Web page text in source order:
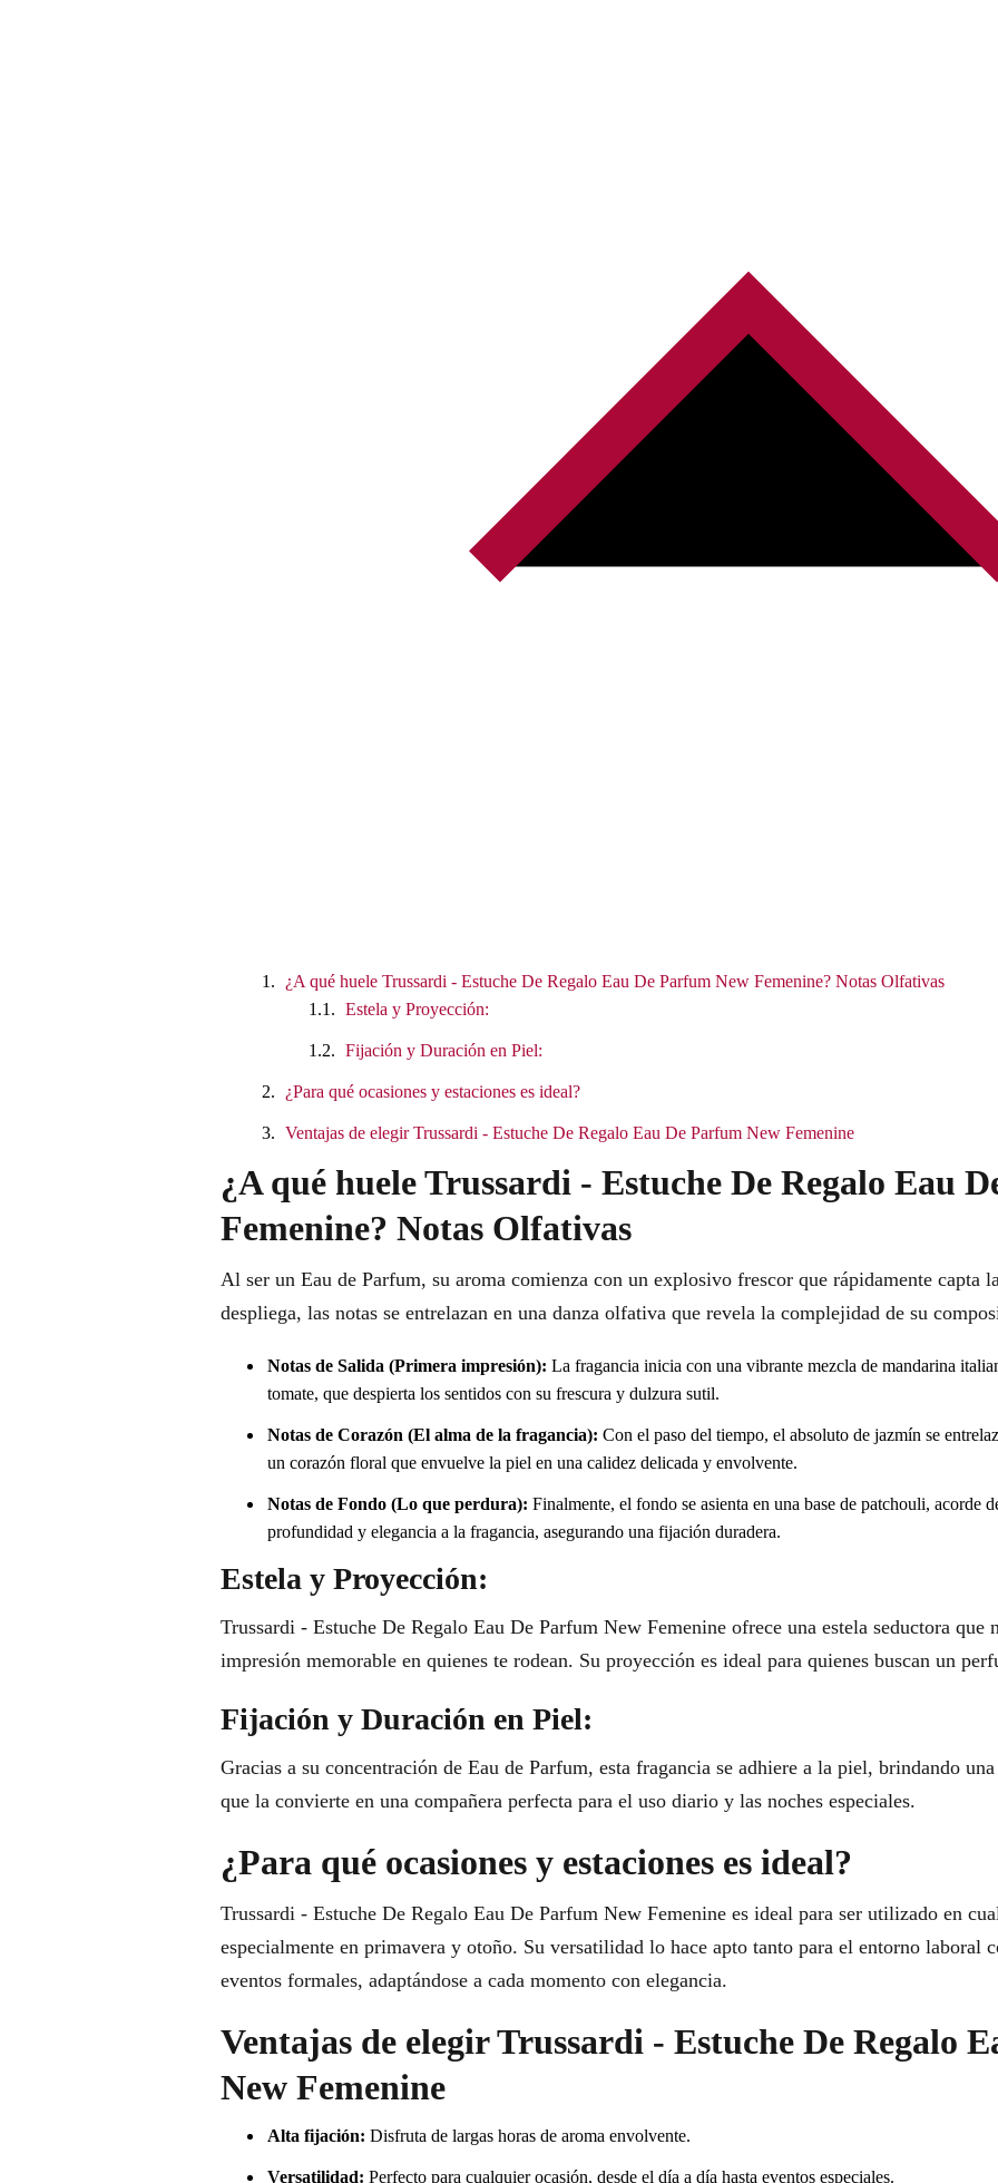
¿A qué huele Trussardi - Estuche De Regalo Eau De Parfum New Femenine? Notas Olfativas
Estela y Proyección:
Fijación y Duración en Piel:
¿Para qué ocasiones y estaciones es ideal?
Ventajas de elegir Trussardi - Estuche De Regalo Eau De Parfum New Femenine
¿A qué huele Trussardi - Estuche De Regalo Eau
Femenine? Notas Olfativas
Al ser un Eau de Parfum, su aroma comienza con un explosivo frescor que rápidamente capta
despliega, las notas se entrelazan en una danza olfativa que revela la complejidad de su
Notas de Salida (Primera impresión): La fragancia inicia con una vibrante mezcla de mandarina
tomate, que despierta los sentidos con su frescura y dulzura sutil.
Notas de Corazón (El alma de la fragancia): Con el paso del tiempo, el absoluto de jazmín se
un corazón floral que envuelve la piel en una calidez delicada y envolvente.
Notas de Fondo (Lo que perdura): Finalmente, el fondo se asienta en una base de patchouli, acorde
profundidad y elegancia a la fragancia, asegurando una fijación duradera.
Estela y Proyección:
Trussardi - Estuche De Regalo Eau De Parfum New Femenine ofrece una estela seductora que
impresión memorable en quienes te rodean. Su proyección es ideal para quienes buscan un
Fijación y Duración en Piel:
Gracias a su concentración de Eau de Parfum, esta fragancia se adhiere a la piel, brindando
que la convierte en una compañera perfecta para el uso diario y las noches especiales.
¿Para qué ocasiones y estaciones es ideal?
Trussardi - Estuche De Regalo Eau De Parfum New Femenine es ideal para ser utilizado en
especialmente en primavera y otoño. Su versatilidad lo hace apto tanto para el entorno laboral
eventos formales, adaptándose a cada momento con elegancia.
Ventajas de elegir Trussardi - Estuche De Regalo
New Femenine
Alta fijación: Disfruta de largas horas de aroma envolvente.
Versatilidad: Perfecto para cualquier ocasión, desde el día a día hasta eventos especiales.